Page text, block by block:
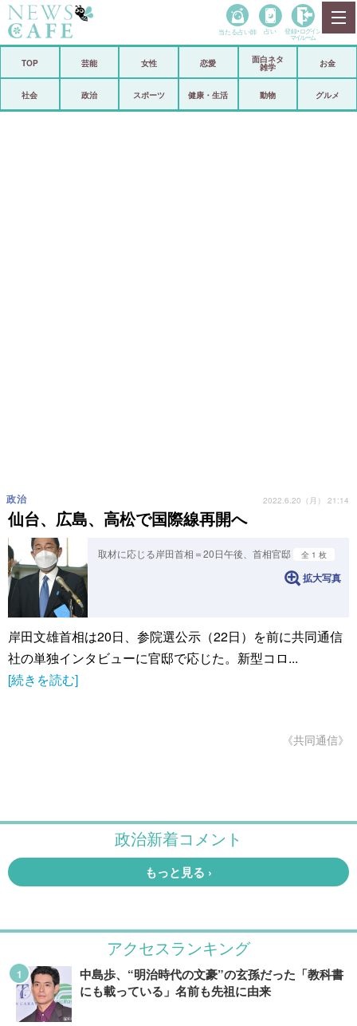
政治
当たる占い師 占い 登録• ログイン
マイルーム
TOP 芸能 女性 恋愛
面白ネタ
雑学
お金
社会 政治 スポーツ 健康・生活 動物 グルメ
仙台、広島、高松で国際線再開へ
政治 2022.6.20（月） 21:14
取材に応じる岸田首相＝20日午後、首相官邸 全 1 枚
拡大写真
岸田文雄首相は20日、参院選公示（22日）を前に共同通信
社の単独インタビューに官邸で応じた。新型コロ...
[続きを読む]
《共同通信》
アクセスランキング
中島歩、“明治時代の文豪”の玄孫だった「教科書
にも載っている」名前も先祖に由来